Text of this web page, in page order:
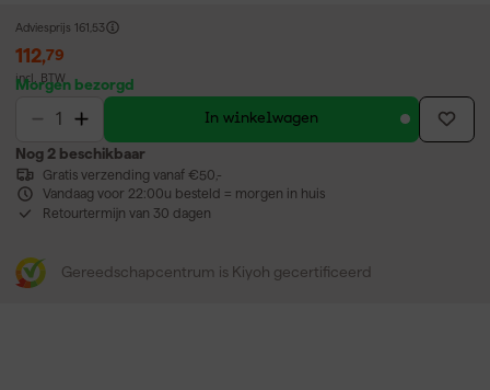
Adviesprijs 161,53
112,79
incl. BTW
Morgen bezorgd
In winkelwagen
Nog 2 beschikbaar
Gratis verzending vanaf €50,-
Vandaag voor 22:00u besteld = morgen in huis
Retourtermijn van 30 dagen
Gereedschapcentrum is Kiyoh gecertificeerd